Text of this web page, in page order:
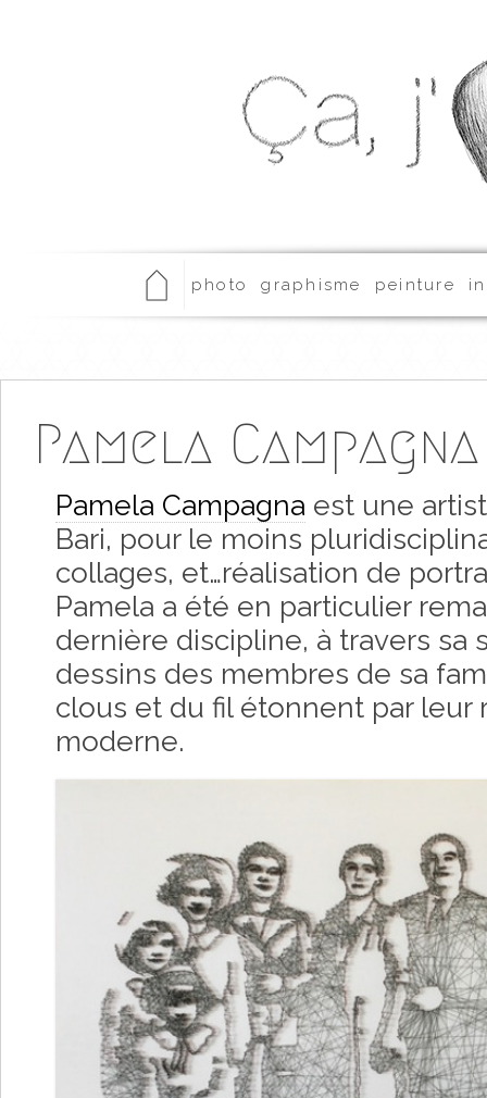
photo graphisme peinture
Pamela Campagna
Pamela Campagna est une
Bari, pour le moins
collages, et…réalisation de
Pamela a été en particulier
dernière discipline, à travers sa
dessins des membres de sa
clous et du fil étonnent par leur
moderne.